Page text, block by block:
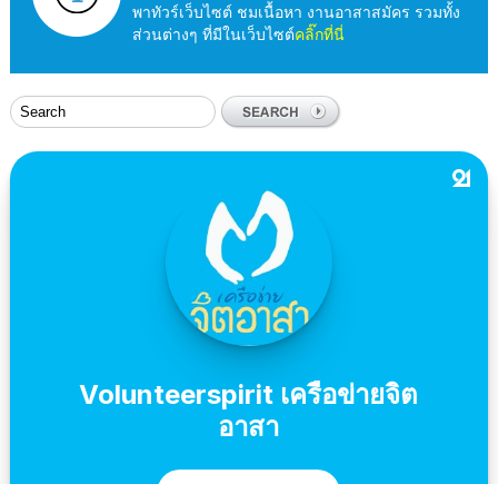
พาทัวร์เว็บไซต์ ชมเนื้อหา งานอาสาสมัคร รวมทั้ง
ส่วนต่างๆ ที่มีในเว็บไซต์คลิ๊กที่นี่